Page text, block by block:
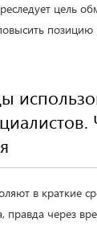
цель
в краткие
через